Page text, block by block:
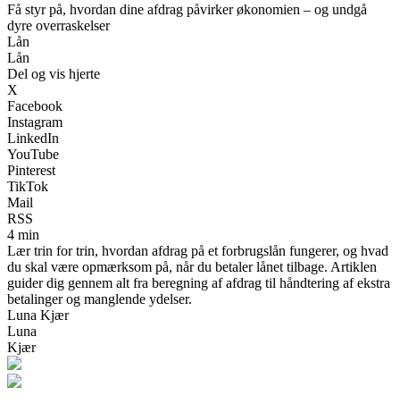
Få styr på, hvordan dine afdrag påvirker økonomien – og undgå
dyre overraskelser
Lån
Lån
Del og vis hjerte
X
Facebook
Instagram
LinkedIn
YouTube
Pinterest
TikTok
Mail
RSS
4 min
Lær trin for trin, hvordan afdrag på et forbrugslån fungerer, og hvad
du skal være opmærksom på, når du betaler lånet tilbage. Artiklen
guider dig gennem alt fra beregning af afdrag til håndtering af ekstra
betalinger og manglende ydelser.
Luna Kjær
Luna
Kjær